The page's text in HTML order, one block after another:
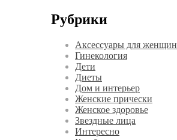
Рубрики
Аксессуары для женщин
Гинекология
Дети
Диеты
Дом и интерьер
Женские прически
Женское здоровье
Звездные лица
Интересно